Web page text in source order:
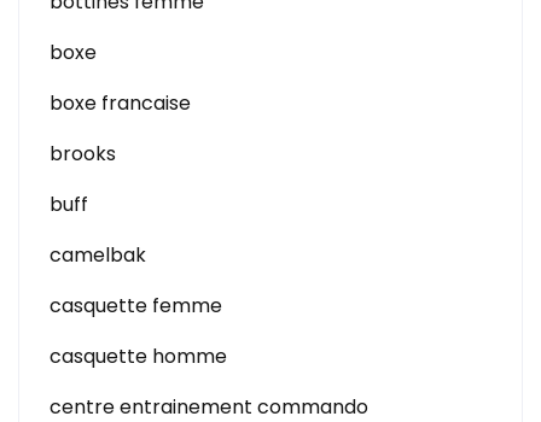
boxe
boxe francaise
brooks
buff
camelbak
casquette femme
casquette homme
centre entrainement commando